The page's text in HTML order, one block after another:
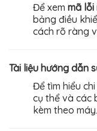
Để xem mã lỗi
bảng điều
cách rõ ràng
Tài liệu hướng dẫn
Để tìm hiểu
cụ thể và các
kèm theo máy.